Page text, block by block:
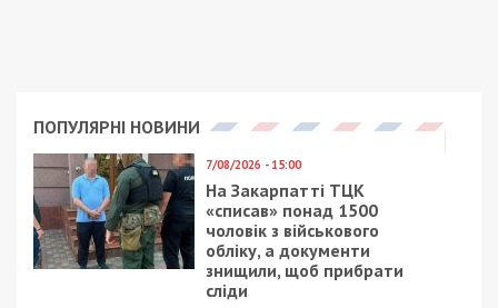
ПОПУЛЯРНІ НОВИНИ
7/08/2026 - 15:00
На Закарпатті ТЦК
«списав» понад 1500
чоловік з військового
обліку, а документи
знищили, щоб прибрати
сліди